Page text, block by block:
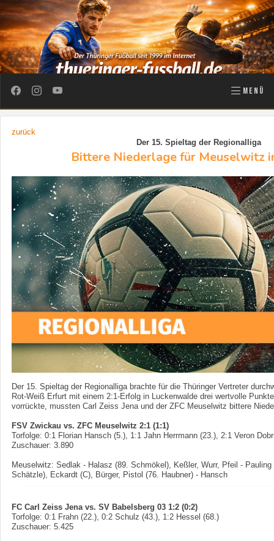
MENÜ
zurück
Der 15. Spieltag der Regionalliga
Bittere Niederlage für Meuselwitz
Der 15. Spieltag der Regionalliga brachte für die Thüringer Vertreter
Rot-Weiß Erfurt mit einem 2:1-Erfolg in Luckenwalde drei wertvolle
vorrückte, mussten Carl Zeiss Jena und der ZFC Meuselwitz bittere
FSV Zwickau vs. ZFC Meuselwitz 2:1 (1:1)
Torfolge: 0:1 Florian Hansch (5.), 1:1 Jahn Herrmann (23.), 2:1 Veron
Zuschauer: 3.890
Meuselwitz: Sedlak - Halasz (89. Schmökel), Keßler, Wurr, Pfeil -
Schätzle), Eckardt (C), Bürger, Pistol (76. Haubner) - Hansch
FC Carl Zeiss Jena vs. SV Babelsberg 03 1:2 (0:2)
Torfolge: 0:1 Frahn (22.), 0:2 Schulz (43.), 1:2 Hessel (68.)
Zuschauer: 5.425